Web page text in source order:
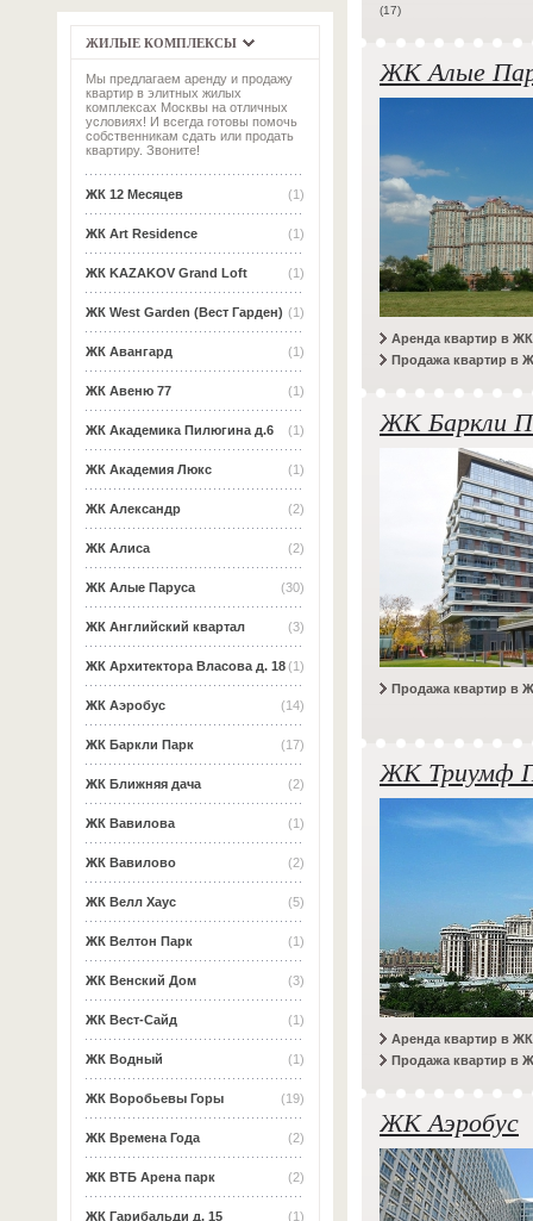
ЖИЛЫЕ КОМПЛЕКСЫ
Мы предлагаем аренду и продажу
квартир в элитных жилых
комплексах Москвы на отличных
условиях! И всегда готовы помочь
собственникам сдать или продать
квартиру. Звоните!
(1)
ЖК 12 Месяцев
(1)
ЖК Art Residence
(1)
ЖК KAZAKOV Grand Loft
(1)
ЖК West Garden (Вест Гарден)
(1)
ЖК Авангард
(1)
ЖК Авеню 77
(1)
ЖК Академика Пилюгина д.6
(1)
ЖК Академия Люкс
(2)
ЖК Александр
(2)
ЖК Алиса
(30)
ЖК Алые Паруса
(3)
ЖК Английский квартал
(1)
ЖК Архитектора Власова д. 18
(14)
ЖК Аэробус
(17)
ЖК Баркли Парк
(2)
ЖК Ближняя дача
(1)
ЖК Вавилова
(2)
ЖК Вавилово
(5)
ЖК Велл Хаус
(1)
ЖК Велтон Парк
(3)
ЖК Венский Дом
(1)
ЖК Вест-Сайд
(1)
ЖК Водный
(19)
ЖК Воробьевы Горы
(2)
ЖК Времена Года
(2)
ЖК ВТБ Арена парк
(1)
ЖК Гарибальди д. 15
(17)
ЖК Алые
Аренда квартир в
Продажа квартир в
ЖК Баркли
Продажа квартир в
ЖК Триумф
Аренда квартир в
Продажа квартир в
ЖК Аэробус